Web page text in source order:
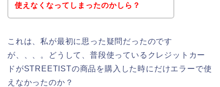
使えなくなってしまったのかしら？
これは、私が最初に思った疑問だったのです
が、、、。どうして、普段使っているクレジットカー
ドがSTREETISTの商品を購入した時にだけエラーで使
えなかったのか？